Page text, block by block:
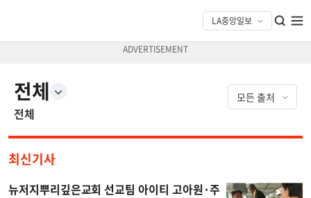
전체
전체
최신기사
뉴저지뿌리깊은교회 선교팀 아이티 고아원·주